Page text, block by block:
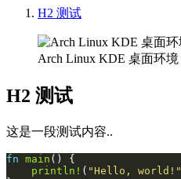
H2 测试
Arch Linux KDE 桌面环境
H2 测试
这是一段测试内容..
fn main
println! ( "Hello, world!"